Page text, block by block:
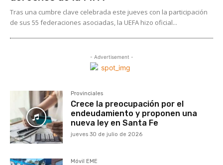
Tras una cumbre clave celebrada este jueves con la participación
de sus 55 federaciones asociadas, la UEFA hizo oficial...
- Advertisement -
Provinciales
Crece la preocupación por el
endeudamiento y proponen una
nueva ley en Santa Fe
jueves 30 de julio de 2026
Móvil EME